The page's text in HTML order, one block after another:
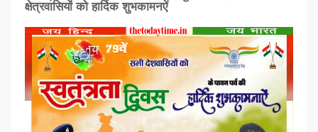
क्षेत्रवासियों को हार्दिक शुभकामनऐं